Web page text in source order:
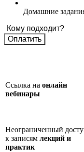
Домашние
Кому подходит?
Оплатить
Ссылка на онлайн
вебинары
Неограниченный
к записям лекций и
практик